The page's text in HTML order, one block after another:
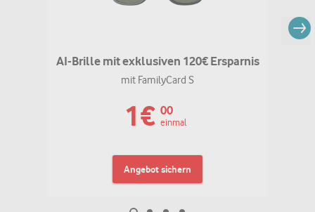
AI-Brille mit exklusiven 120€ Ersparnis
mit FamilyCard S
1€ 00
einmal
Angebot sichern